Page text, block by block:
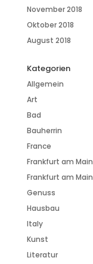
November 2018
Oktober 2018
August 2018
Kategorien
Allgemein
Art
Bad
Bauherrin
France
Frankfurt am Main
Frankfurt am Main
Genuss
Hausbau
Italy
Kunst
Literatur